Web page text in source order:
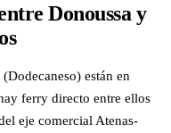
Donoussa y
están en
ferry directo entre ellos
eje comercial Atenas-